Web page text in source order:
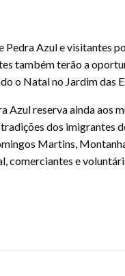
Pedra Azul e visitantes
também terão a
o Natal no Jardim das
Azul reserva ainda aos
dos imigrantes
Martins,
comerciantes e